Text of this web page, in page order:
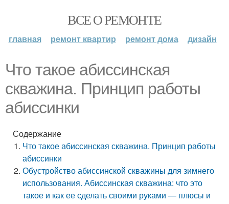
ВСЕ О РЕМОНТЕ
главная ремонт квартир ремонт дома дизайн
Что такое абиссинская
скважина. Принцип работы
абиссинки
Содержание
Что такое абиссинская скважина. Принцип работы
абиссинки
Обустройство абиссинской скважины для зимнего
использования. Абиссинская скважина: что это
такое и как ее сделать своими руками — плюсы и